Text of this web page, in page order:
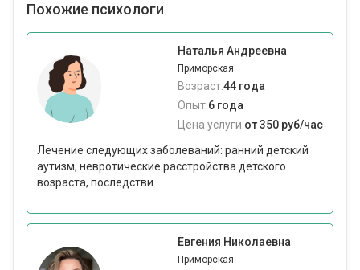
Похожие психологи
Наталья Андреевна
Приморская
Возраст:44 года
Опыт:6 года
Цена услуги:от 350 руб/час
Лечение следующих заболеваний: ранний детский
аутизм, невротические расстройства детского
возраста, последстви...
Евгения Николаевна
Приморская